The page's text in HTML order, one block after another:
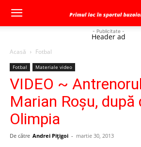
- Publicitate -
Header ad
Acasă Fotbal
Fotbal Materiale video
VIDEO ~
Marian Roşu, după
Olimpia
De către Andrei Pițigoi - martie 30, 2013